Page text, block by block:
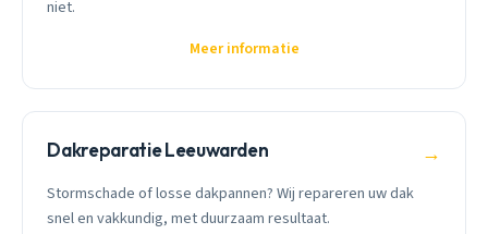
niet.
Meer informatie
Dakreparatie Leeuwarden →
Stormschade of losse dakpannen? Wij repareren uw dak
snel en vakkundig, met duurzaam resultaat.